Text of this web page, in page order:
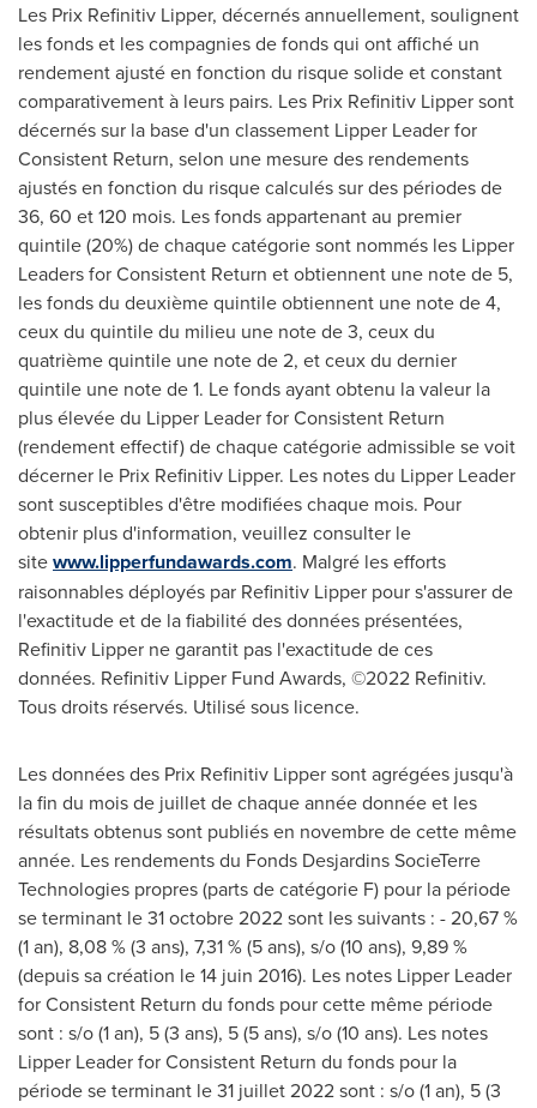
Les Prix Refinitiv Lipper, décernés annuellement, soulignent
les fonds et les compagnies de fonds qui ont affiché un
rendement ajusté en fonction du risque solide et constant
comparativement à leurs pairs. Les Prix Refinitiv Lipper sont
décernés sur la base d'un classement Lipper Leader for
Consistent Return, selon une mesure des rendements
ajustés en fonction du risque calculés sur des périodes de
36, 60 et 120 mois. Les fonds appartenant au premier
quintile (20%) de chaque catégorie sont nommés les Lipper
Leaders for Consistent Return et obtiennent une note de 5,
les fonds du deuxième quintile obtiennent une note de 4,
ceux du quintile du milieu une note de 3, ceux du
quatrième quintile une note de 2, et ceux du dernier
quintile une note de 1. Le fonds ayant obtenu la valeur la
plus élevée du Lipper Leader for Consistent Return
(rendement effectif) de chaque catégorie admissible se voit
décerner le Prix Refinitiv Lipper. Les notes du Lipper Leader
sont susceptibles d'être modifiées chaque mois. Pour
obtenir plus d'information, veuillez consulter le
sitewww.lipperfundawards.com. Malgré les efforts
raisonnables déployés par Refinitiv Lipper pour s'assurer de
l'exactitude et de la fiabilité des données présentées,
Refinitiv Lipper ne garantit pas l'exactitude de ces
données. Refinitiv Lipper Fund Awards, ©2022 Refinitiv.
Tous droits réservés. Utilisé sous licence.
Les données des Prix Refinitiv Lipper sont agrégées jusqu'à
la fin du mois de juillet de chaque année donnée et les
résultats obtenus sont publiés en novembre de cette même
année. Les rendements du Fonds Desjardins SocieTerre
Technologies propres (parts de catégorie F) pour la période
se terminant le 31 octobre 2022 sont les suivants : - 20,67 %
(1 an), 8,08 % (3 ans), 7,31 % (5 ans), s/o (10 ans), 9,89 %
(depuis sa création le 14 juin 2016). Les notes Lipper Leader
for Consistent Return du fonds pour cette même période
sont : s/o (1 an), 5 (3 ans), 5 (5 ans), s/o (10 ans). Les notes
Lipper Leader for Consistent Return du fonds pour la
période se terminant le 31 juillet 2022 sont : s/o (1 an), 5 (3